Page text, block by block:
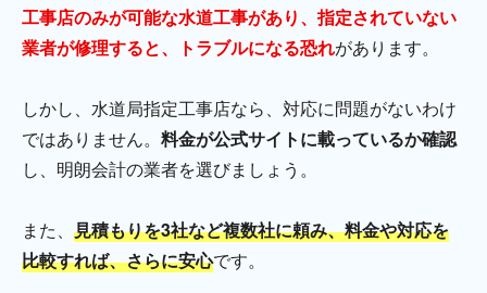
工事店のみが可能な水道工事があり、指定されていない
業者が修理すると、トラブルになる恐れがあります。
しかし、水道局指定工事店なら、対応に問題がないわけ
ではありません。 料金が公式サイトに載っているか確認
し、明朗会計の業者を選びましょう。
また、 見積もりを3社など複数社に頼み、料金や対応を
比較すれば、さらに安心です。